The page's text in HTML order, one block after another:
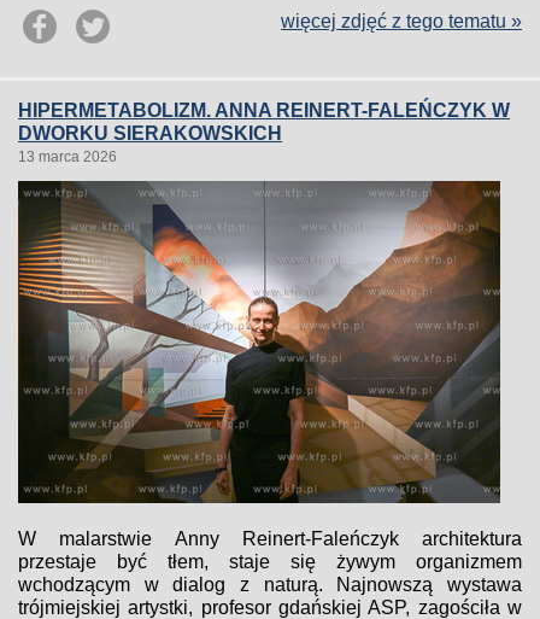
więcej zdjęć z tego tematu »
HIPERMETABOLIZM. ANNA REINERT-FALEŃCZYK W
DWORKU SIERAKOWSKICH
13 marca 2026
W malarstwie Anny Reinert-Faleńczyk architektura
przestaje być tłem, staje się żywym organizmem
wchodzącym w dialog z naturą. Najnowszą wystawa
trójmiejskiej artystki, profesor gdańskiej ASP, zagościła w